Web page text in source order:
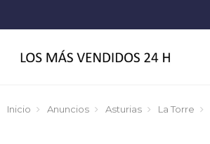
Inicio Anuncios Asturias La Torre